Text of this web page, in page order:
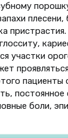
плесени,
участки
постоянное
боли,